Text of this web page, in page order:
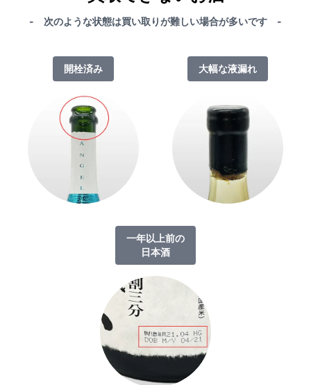
- 次のような状態は買い取りが難しい場合が多いです -
開栓済み 大幅な液漏れ
一年以上前の
日本酒